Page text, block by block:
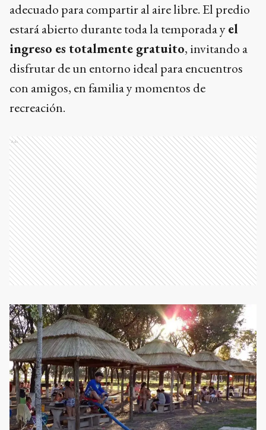
adecuado para compartir al aire libre. El predio
estará abierto durante toda la temporada yel
ingreso es totalmente gratuito, invitando a
disfrutar de un entorno ideal para encuentros
con amigos, en familia y momentos de
recreación.
Ads